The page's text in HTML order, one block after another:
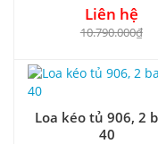
Liên hệ
10.790.000₫
Loa kéo tủ 906, 2
40